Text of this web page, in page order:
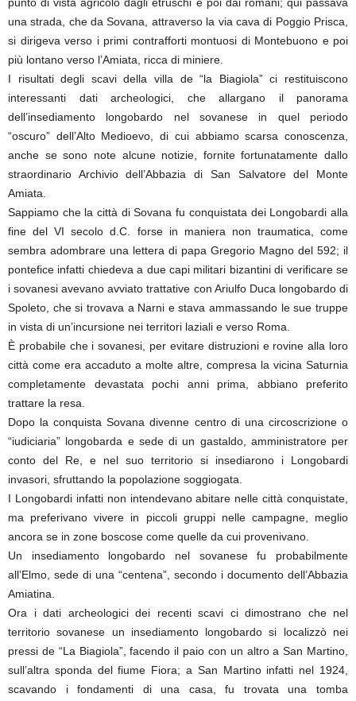
una strada, che da Sovana, attraverso la via cava di Poggio Prisca,
si dirigeva verso i primi contrafforti montuosi di Montebuono e poi
più lontano verso l’Amiata, ricca di miniere.
I risultati degli scavi della villa de “la Biagiola” ci restituiscono
interessanti dati archeologici, che allargano il panorama
dell’insediamento longobardo nel sovanese in quel periodo
“oscuro” dell’Alto Medioevo, di cui abbiamo scarsa conoscenza,
anche se sono note alcune notizie, fornite fortunatamente dallo
straordinario Archivio dell’Abbazia di San Salvatore del Monte
Amiata.
Sappiamo che la città di Sovana fu conquistata dei Longobardi alla
fine del VI secolo d.C. forse in maniera non traumatica, come
sembra adombrare una lettera di papa Gregorio Magno del 592; il
pontefice infatti chiedeva a due capi militari bizantini di verificare se
i sovanesi avevano avviato trattative con Ariulfo Duca longobardo di
Spoleto, che si trovava a Narni e stava ammassando le sue truppe
in vista di un’incursione nei territori laziali e verso Roma.
È probabile che i sovanesi, per evitare distruzioni e rovine alla loro
città come era accaduto a molte altre, compresa la vicina Saturnia
completamente devastata pochi anni prima, abbiano preferito
trattare la resa.
Dopo la conquista Sovana divenne centro di una circoscrizione o
“iudiciaria” longobarda e sede di un gastaldo, amministratore per
conto del Re, e nel suo territorio si insediarono i Longobardi
invasori, sfruttando la popolazione soggiogata.
I Longobardi infatti non intendevano abitare nelle città conquistate,
ma preferivano vivere in piccoli gruppi nelle campagne, meglio
ancora se in zone boscose come quelle da cui provenivano.
Un insediamento longobardo nel sovanese fu probabilmente
all’Elmo, sede di una “centena”, secondo i documento dell’Abbazia
Amiatina.
Ora i dati archeologici dei recenti scavi ci dimostrano che nel
territorio sovanese un insediamento longobardo si localizzò nei
pressi de “La Biagiola”, facendo il paio con un altro a San Martino,
sull’altra sponda del fiume Fiora; a San Martino infatti nel 1924,
scavando i fondamenti di una casa, fu trovata una tomba